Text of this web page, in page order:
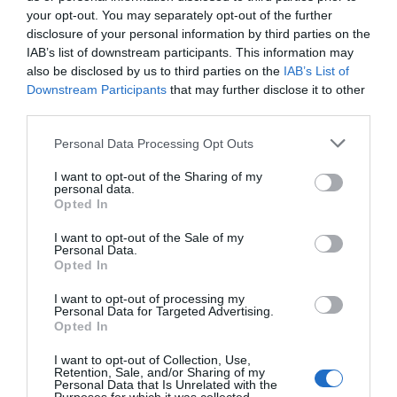
your opt-out. You may separately opt-out of the further
disclosure of your personal information by third parties on the
IAB’s list of downstream participants. This information may
also be disclosed by us to third parties on the IAB’s List of
Downstream Participants that may further disclose it to other
Personal Data Processing Opt Outs
I want to opt-out of the Sharing of my
personal data.
Opted In
I want to opt-out of the Sale of my
Personal Data.
Opted In
I want to opt-out of processing my
Personal Data for Targeted Advertising.
Opted In
I want to opt-out of Collection, Use,
Retention, Sale, and/or Sharing of my
Personal Data that Is Unrelated with the
World Padel Tour
Añadir2Playbookcomo fuente preferida de Google
de forma gratuita
Mantente informado con las últimas noticias de actualidad.
ACTIVAR AHORA
Compartir
Imprimir
2P